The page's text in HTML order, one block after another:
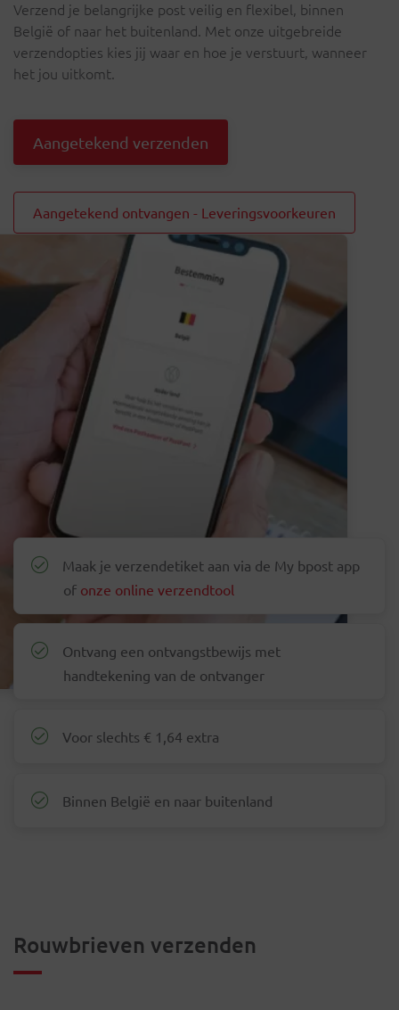
Verzend je belangrijke post veilig en flexibel, binnen
België of naar het buitenland. Met onze uitgebreide
verzendopties kies jij waar en hoe je verstuurt, wanneer
het jou uitkomt.
Aangetekend verzenden
Aangetekend ontvangen - Leveringsvoorkeuren
Maak je verzendetiket aan via de My bpost app
of onze online verzendtool
Ontvang een ontvangstbewijs met
handtekening van de ontvanger
Voor slechts € 1,64 extra
Binnen België en naar buitenland
Rouwbrieven verzenden